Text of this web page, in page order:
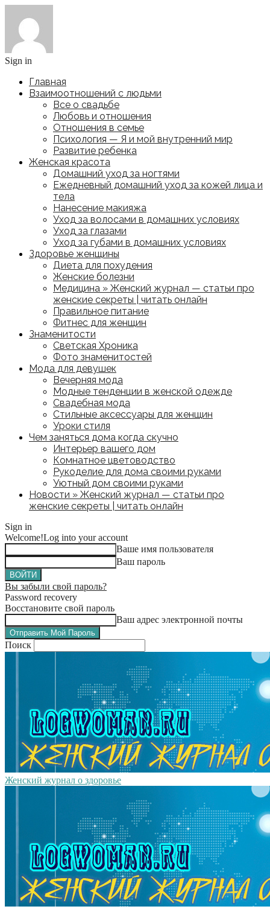
Sign in
Главная
Взаимоотношений с людьми
Все о свадьбе
Любовь и отношения
Отношения в семье
Психология — Я и мой внутренний мир
Развитие ребенка
Женская красота
Домашний уход за ногтями
Ежедневный домашний уход за кожей лица и
тела
Нанесение макияжа
Уход за волосами в домашних условиях
Уход за глазами
Уход за губами в домашних условиях
Здоровье женщины
Диета для похудения
Женские болезни
Медицина » Женский журнал — статьи про
женские секреты | читать онлайн
Правильное питание
Фитнес для женщин
Знаменитости
Светская Хроника
Фото знаменитостей
Мода для девушек
Вечерняя мода
Модные тенденции в женской одежде
Свадебная мода
Стильные аксессуары для женщин
Уроки стиля
Чем заняться дома когда скучно
Интерьер вашего дом
Комнатное цветоводство
Рукоделие для дома своими руками
Уютный дом своими руками
Новости » Женский журнал — статьи про
женские секреты | читать онлайн
Sign in
Welcome!Log into your account
Ваше имя пользователя
Ваш пароль
Вы забыли свой пароль?
Password recovery
Восстановите свой пароль
Ваш адрес электронной почты
Поиск
Женский журнал о здоровье